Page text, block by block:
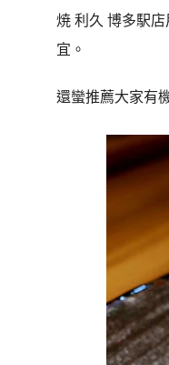
焼 利久 博多駅
宜。
還蠻推薦大家有